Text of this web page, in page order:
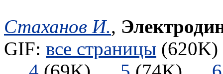
Стаханов И.,
GIF: все страницы